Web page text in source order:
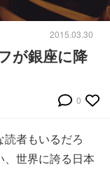
2015.03.30
が銀座に降
0
者もいるだろ
、世界に誇る日本